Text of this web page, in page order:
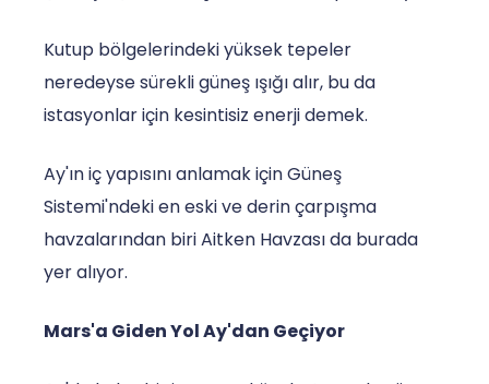
Kutup bölgelerindeki yüksek tepeler
neredeyse sürekli güneş ışığı alır, bu da
istasyonlar için kesintisiz enerji demek.
Ay'ın iç yapısını anlamak için Güneş
Sistemi'ndeki en eski ve derin çarpışma
havzalarından biri Aitken Havzası da burada
yer alıyor.
Mars'a Giden Yol Ay'dan Geçiyor